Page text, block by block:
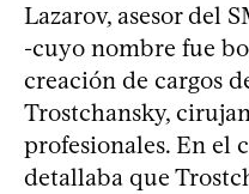
Lazarov, asesor del
-cuyo nombre fue
creación de cargos
Trostchansky,
profesionales. En el
detallaba que